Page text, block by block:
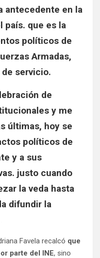
antecedente en la
país. que es la
políticos de
Armadas,
servicio.
de
y me
últimas, hoy se
políticos de
y a sus
justo cuando
la veda hasta
difundir la
Favela recalcó que
parte del INE, sino